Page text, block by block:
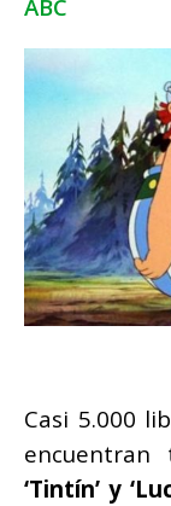
ABC
Casi 5.000
‘Tintín’ y